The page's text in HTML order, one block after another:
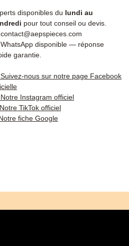
disponibles du lundi au
pour tout conseil ou devis.
disponible — réponse
garantie.
nous sur notre page Facebook
Instagram officiel
TikTok officiel
fiche Google